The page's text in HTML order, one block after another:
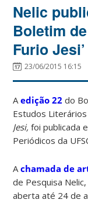
Nelic
Boletim
Furio Jesi’
23/06/2015 16:15
Aedição 22 do
Estudos
Jesi, foi publicada
Periódicos da
Achamada de
de Pesquisa Nelic,
aberta até 24 de